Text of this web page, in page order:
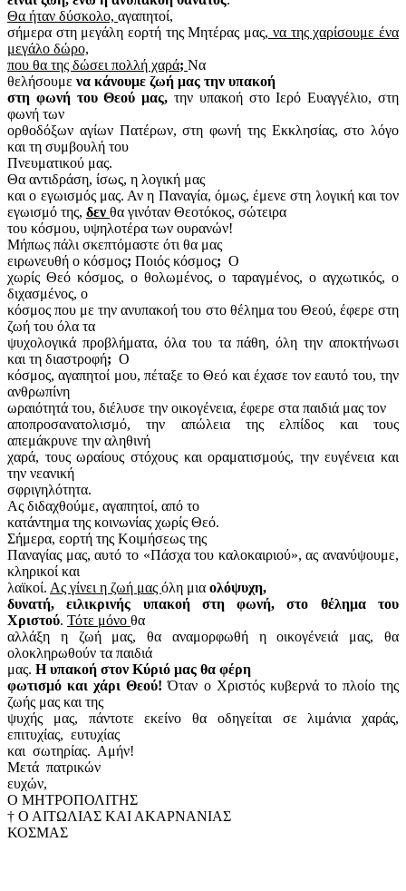
Θα ήταν δύσκολο, αγαπητοί,
σήμερα στη μεγάλη εορτή της Μητέρας μας, να της χαρίσουμε ένα
μεγάλο δώρο,
που θα της δώσει πολλή χαρά; Να
θελήσουμε να κάνουμε ζωή μας την υπακοή
στη φωνή του Θεού μας, την υπακοή στο Ιερό Ευαγγέλιο, στη
φωνή των
ορθοδόξων αγίων Πατέρων, στη φωνή της Εκκλησίας, στο λόγο
και τη συμβουλή του
Πνευματικού μας.
Θα αντιδράση, ίσως, η λογική μας
και ο εγωισμός μας. Αν η Παναγία, όμως, έμενε στη λογική και τον
εγωισμό της, δεν θα γινόταν Θεοτόκος, σώτειρα
του κόσμου, υψηλοτέρα των ουρανών!
Μήπως πάλι σκεπτόμαστε ότι θα μας
ειρωνευθή ο κόσμος; Ποιός κόσμος; Ο
χωρίς Θεό κόσμος, ο θολωμένος, ο ταραγμένος, ο αγχωτικός, ο
διχασμένος, ο
κόσμος που με την ανυπακοή του στο θέλημα του Θεού, έφερε στη
ζωή του όλα τα
ψυχολογικά προβλήματα, όλα του τα πάθη, όλη την αποκτήνωσι
και τη διαστροφή; Ο
κόσμος, αγαπητοί μου, πέταξε το Θεό και έχασε τον εαυτό του, την
ανθρωπίνη
ωραιότητά του, διέλυσε την οικογένεια, έφερε στα παιδιά μας τον
αποπροσανατολισμό, την απώλεια της ελπίδος και τους
απεμάκρυνε την αληθινή
χαρά, τους ωραίους στόχους και οραματισμούς, την ευγένεια και
την νεανική
σφριγηλότητα.
Ας διδαχθούμε, αγαπητοί, από το
κατάντημα της κοινωνίας χωρίς Θεό.
Σήμερα, εορτή της Κοιμήσεως της
Παναγίας μας, αυτό το «Πάσχα του καλοκαιριού», ας ανανύψουμε,
κληρικοί και
λαϊκοί. Ας γίνει η ζωή μας όλη μια ολόψυχη,
δυνατή, ειλικρινής υπακοή στη φωνή, στο θέλημα του
Χριστού. Τότε μόνο θα
αλλάξη η ζωή μας, θα αναμορφωθή η οικογένειά μας, θα
ολοκληρωθούν τα παιδιά
μας. Η υπακοή στον Κύριό μας θα φέρη
φωτισμό και χάρι Θεού!Όταν ο Χριστός κυβερνά το πλοίο της
ζωής μας και της
ψυχής μας, πάντοτε εκείνο θα οδηγείται σε λιμάνια χαράς,
επιτυχίας, ευτυχίας
και σωτηρίας. Αμήν!
Μετά πατρικών
ευχών,
O ΜΗΤΡΟΠΟΛΙΤΗΣ
† Ο ΑΙΤΩΛΙΑΣ ΚΑΙ ΑΚΑΡΝΑΝΙΑΣ
ΚΟΣΜΑΣ